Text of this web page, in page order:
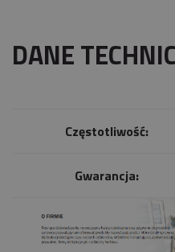
DANE
Częstotliwość:
Gwarancja: